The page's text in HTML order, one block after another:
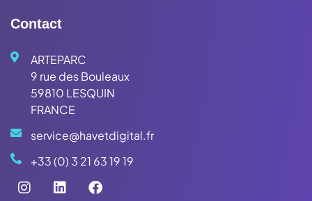
Contact
ARTEPARC
9 rue des Bouleaux
59810 LESQUIN
FRANCE
service@havetdigital.fr
+33 (0) 3 21 63 19 19